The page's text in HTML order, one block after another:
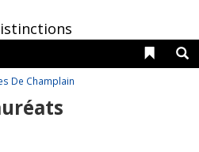
Liens
De Champlain